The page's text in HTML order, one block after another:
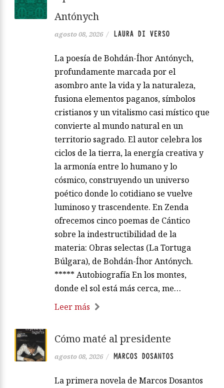
Antónych
agosto 08, 2026 / LAURA DI VERSO
La poesía de Bohdán-Íhor Antónych,
profundamente marcada por el
asombro ante la vida y la naturaleza,
fusiona elementos paganos, símbolos
cristianos y un vitalismo casi místico que
convierte al mundo natural en un
territorio sagrado. El autor celebra los
ciclos de la tierra, la energía creativa y
la armonía entre lo humano y lo
cósmico, construyendo un universo
poético donde lo cotidiano se vuelve
luminoso y trascendente. En Zenda
ofrecemos cinco poemas de Cántico
sobre la indestructibilidad de la
materia: Obras selectas (La Tortuga
Búlgara), de Bohdán-Íhor Antónych.
***** Autobiografía En los montes,
donde el sol está más cerca, me…
Leer más
Cómo maté al presidente
agosto 08, 2026 / MARCOS DOSANTOS
La primera novela de Marcos Dosantos